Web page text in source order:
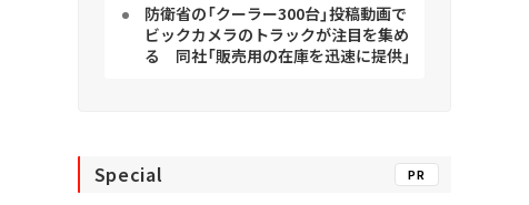
防衛省の「クーラー300台」投稿動画で
ビックカメラのトラックが注目を集め
る 同社「販売用の在庫を迅速に提供」
Special PR